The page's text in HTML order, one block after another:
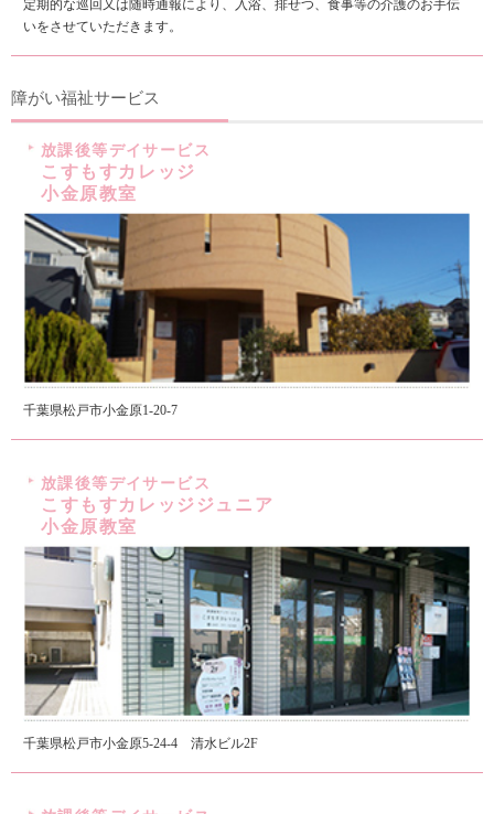
定期的な巡回又は随時通報により、入浴、排せつ、食事等の介護のお手伝
いをさせていただきます。
障がい福祉サービス
放課後等デイサービス
こすもすカレッジ
小金原教室
千葉県松戸市小金原1-20-7
放課後等デイサービス
こすもすカレッジジュニア
小金原教室
千葉県松戸市小金原5-24-4 清水ビル2F